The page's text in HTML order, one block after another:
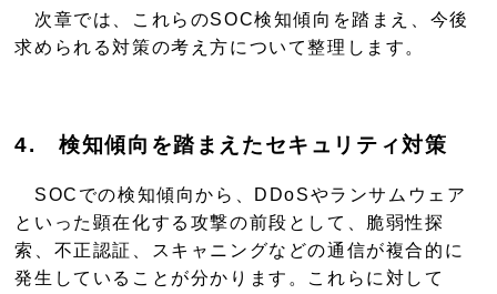
次章では、これらのSOC検知傾向を踏まえ、今後
求められる対策の考え方について整理します。
4.検知傾向を踏まえたセキュリティ対策
SOCでの検知傾向から、DDoSやランサムウェア
といった顕在化する攻撃の前段として、脆弱性探
索、不正認証、スキャニングなどの通信が複合的に
発生していることが分かります。これらに対して